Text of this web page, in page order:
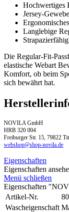
Hochwertiges
Jersey-
Langlebige
Die Regular-Fit-
elastische Webart
Komfort, ob beim
sich bewährt hat.
NOVILA GmbH
HRB 320 004
Freiburger Str. 15, 79822
webshop@shop-novila.de
Eigenschaften
Eigenschaften
Menü schließen
Eigenschaften
Artikel-Nr.
Wascheigenschaft